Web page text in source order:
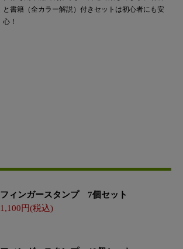
と書籍（全カラー解説）付きセットは初心者にも安
心！
フィンガースタンプ 7個セット
1,100